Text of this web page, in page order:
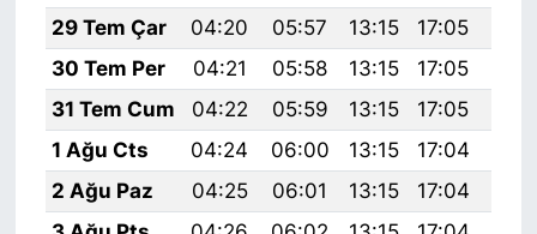
29 Tem Çar
04:20 05:57 13:15 17:05
30 Tem Per
04:21 05:58 13:15 17:05
31 Tem Cum
04:22 05:59 13:15 17:05
1 Ağu Cts
04:24 06:00 13:15 17:04
2 Ağu Paz
04:25 06:01 13:15 17:04